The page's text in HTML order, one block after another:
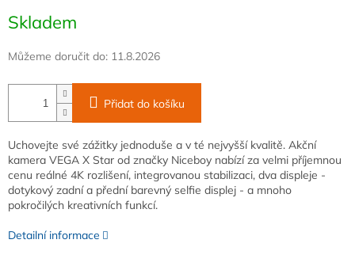
cena:
Skladem
Můžeme doručit do: 11.8.2026
Přidat do košíku
Uchovejte své zážitky jednoduše a v té nejvyšší kvalitě. Akční
kamera VEGA X Star od značky Niceboy nabízí za velmi příjemnou
cenu reálné 4K rozlišení, integrovanou stabilizaci, dva displeje -
dotykový zadní a přední barevný selfie displej - a mnoho
pokročilých kreativních funkcí.
Detailní informace